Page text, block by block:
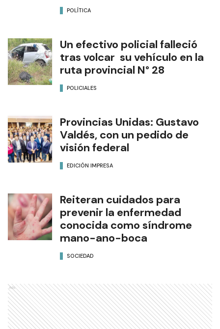
POLÍTICA
Un efectivo policial falleció
tras volcar su vehículo en la
ruta provincial N° 28
POLICIALES
Provincias Unidas: Gustavo
Valdés, con un pedido de
visión federal
EDICIÓN IMPRESA
Reiteran cuidados para
prevenir la enfermedad
conocida como síndrome
mano-ano-boca
SOCIEDAD
Ads